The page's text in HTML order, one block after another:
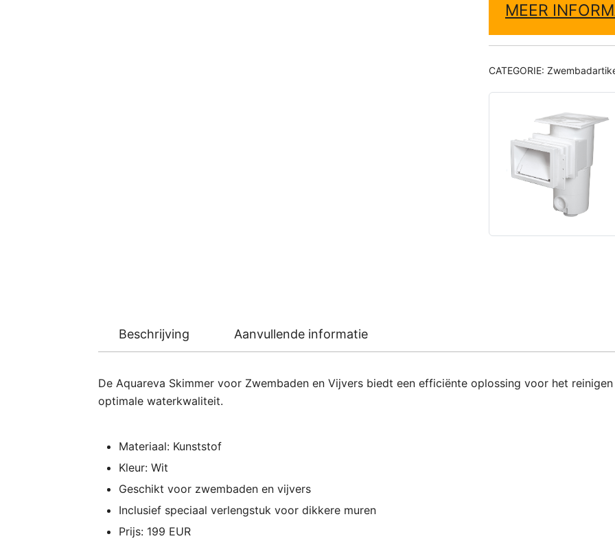
MEER
CATEGORIE:
Beschrijving Aanvullende informatie
De Aquareva Skimmer voor Zwembaden en Vijvers biedt een efficiënte oplossing voor het
optimale waterkwaliteit.
Materiaal: Kunststof
Kleur: Wit
Geschikt voor zwembaden en vijvers
Inclusief speciaal verlengstuk voor dikkere muren
Prijs: 199 EUR